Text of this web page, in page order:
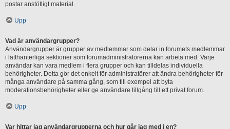
postar anstötligt material.
Upp
Vad är användargrupper?
Användargrupper är grupper av medlemmar som delar in forumets medlemmar
i lätthanterliga sektioner som forumadministratörerna kan arbeta med. Varje
användar kan vara medlem i flera grupper och kan tilldelas individuella
behörigheter. Detta gör det enkelt för administratörer att ändra behörigheter för
många användare på samma gång, som till exempel att byta
moderationsbehörigheter eller ge användare tillgång till ett privat forum.
Upp
Var hittar jag användargrupperna och hur går jag med i en?